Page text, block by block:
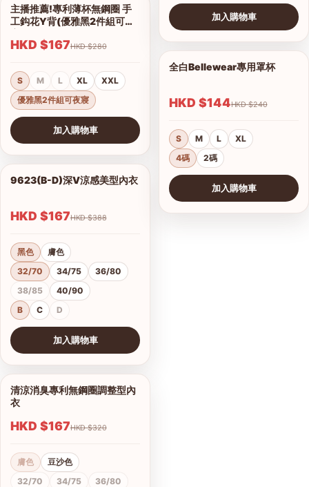
1/2
主播推薦!專利薄杯無鋼圈 手
工鈎花Y背(優雅黑2件組可夜
HKD $167 HKD $280
S M L XL
XXL
優雅黑2件組可夜寢
加入購物車
1/2
查看圖片
9623(B-D)深V涼感美型內衣
HKD $167 HKD $388
黑色
膚色
32/70
34/75
36/80
38/85
40/90
B
C D
加入購物車
1/9
查看圖片
清涼消臭專利無鋼圈調整型內
衣
HKD $167 HKD $320
膚色
豆沙色
32/70
34/75
36/80
加入購物車
查看圖片
全白Bellewear專用罩杯
HKD $144 HKD $240
S M L
XL
4碼
2碼
加入購物車